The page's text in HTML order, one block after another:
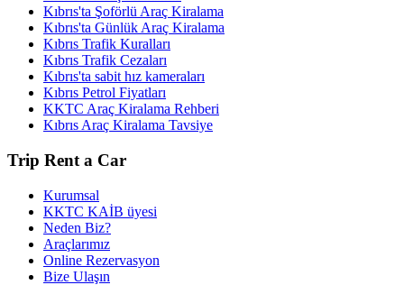
Kıbrıs'ta Şoförlü Araç Kiralama
Kıbrıs'ta Günlük Araç Kiralama
Kıbrıs Trafik Kuralları
Kıbrıs Trafik Cezaları
Kıbrıs'ta sabit hız kameraları
Kıbrıs Petrol Fiyatları
KKTC Araç Kiralama Rehberi
Kıbrıs Araç Kiralama Tavsiye
Trip Rent a Car
Kurumsal
KKTC KAİB üyesi
Neden Biz?
Araçlarımız
Online Rezervasyon
Bize Ulaşın